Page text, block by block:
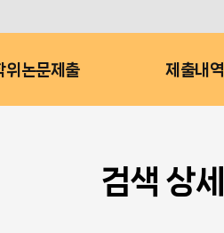
위논문제출 제출내역
검색 상세